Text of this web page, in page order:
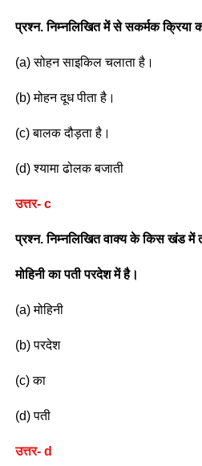
प्रश्न. निम्नलिखित में से सकर्मक क्रिया
(a) सोहन साइकिल चलाता है।
(b) मोहन दूध पीता है।
(c) बालक दौड़ता है।
(d) श्यामा ढोलक बजाती
उत्तर- c
प्रश्न. निम्नलिखित वाक्य के किस खंड में
मोहिनी का पती परदेश में है।
(a) मोहिनी
(b) परदेश
(c) का
(d) पती
उत्तर- d